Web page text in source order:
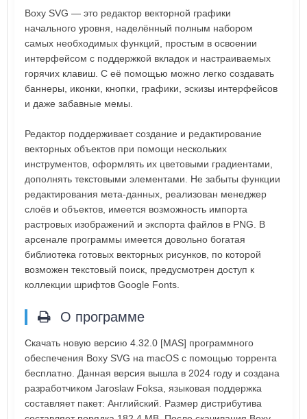
Boxy SVG — это редактор векторной графики
начального уровня, наделённый полным набором
самых необходимых функций, простым в освоении
интерфейсом с поддержкой вкладок и настраиваемых
горячих клавиш. С её помощью можно легко создавать
баннеры, иконки, кнопки, графики, эскизы интерфейсов
и даже забавные мемы.
Редактор поддерживает создание и редактирование
векторных объектов при помощи нескольких
инструментов, оформлять их цветовыми градиентами,
дополнять текстовыми элементами. Не забыты функции
редактирования мета-данных, реализован менеджер
слоёв и объектов, имеется возможность импорта
растровых изображений и экспорта файлов в PNG. В
арсенале программы имеется довольно богатая
библиотека готовых векторных рисунков, по которой
возможен текстовый поиск, предусмотрен доступ к
коллекции шрифтов Google Fonts.
О программе
Скачать новую версию 4.32.0 [MAS] программного
обеспечения Boxy SVG на macOS с помощью торрента
бесплатно. Данная версия вышла в 2024 году и создана
разработчиком Jaroslaw Foksa, языковая поддержка
составляет пакет: Английский. Размер дистрибутива